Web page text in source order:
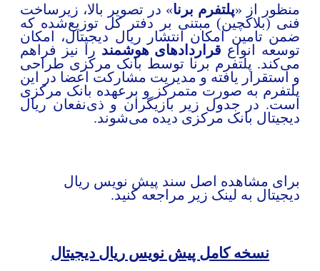
منظور از «پلتفرم برنا » در تصویر بالا، زیرساخت
فنی (بلاکچین) مبتنی بر دفتر کل توزیع‌شده که
ضمن تامین امکان انتشار ریال دیجیتال، امکان
انواعقراردادهای هوشمندرا نیز فراهم
می‌کند. پلتفرم برنا توسط بانک مرکزی طراحی
و استقرار یافته و مدیریت مشارکت اعضا در این
پلتفرم به صورت متمرکز و برعهده بانک مرکزی
است. در جدول زیر بازیگران و ذی‌نفعان ریال
دیجیتال بانک مرکزی دیده می‌شوند.
برای مشاهده اصل سند پیش نویس ریال
دیجیتال به لینک زیر مراجعه کنید.
نسخه کامل پیش نویس ریال دیجیتال